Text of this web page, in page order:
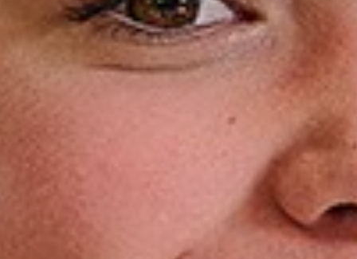
Leerlingen login
Begeleiding en ondersteuning
Kwaliteit en onderwijsresultaten
Aanmelden voor de Somtoday-